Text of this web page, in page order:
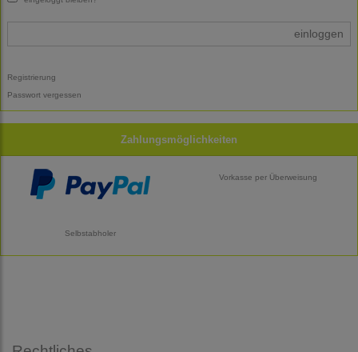
einloggen
Registrierung
Passwort vergessen
Zahlungsmöglichkeiten
Vorkasse per Überweisung
Selbstabholer